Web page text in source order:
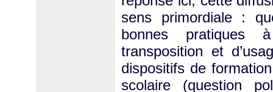
sens primordiale :
bonnes pratiques
transposition et
dispositifs de
scolaire (question